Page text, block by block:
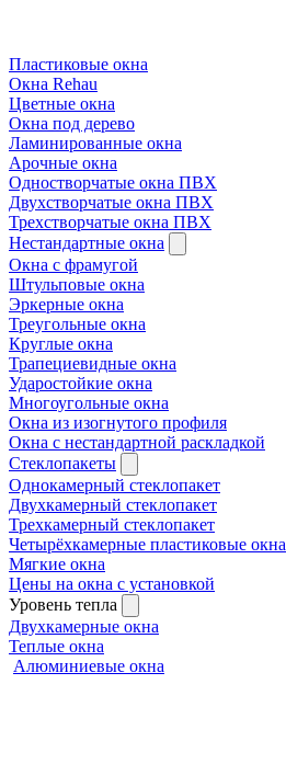
Пластиковые окна
Окна Rehau
Цветные окна
Окна под дерево
Ламинированные окна
Арочные окна
Одностворчатые окна ПВХ
Двухстворчатые окна ПВХ
Трехстворчатые окна ПВХ
Нестандартные окна
Окна с фрамугой
Штульповые окна
Эркерные окна
Треугольные окна
Круглые окна
Трапециевидные окна
Ударостойкие окна
Многоугольные окна
Окна из изогнутого профиля
Окна с нестандартной раскладкой
Стеклопакеты
Однокамерный стеклопакет
Двухкамерный стеклопакет
Трехкамерный стеклопакет
Четырёхкамерные пластиковые окна
Мягкие окна
Цены на окна с установкой
Уровень тепла
Двухкамерные окна
Теплые окна
Алюминиевые окна